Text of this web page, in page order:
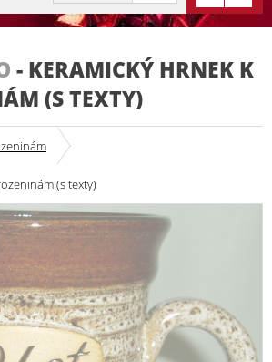
- KERAMICKÝ HRNEK K
(S TEXTY)
(s texty)